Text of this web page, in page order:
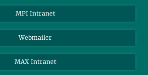
MPI Intranet
Webmailer
MAX Intranet